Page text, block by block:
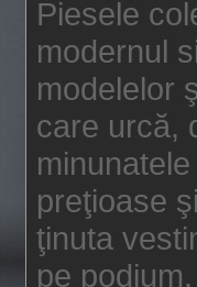
Piesele
modernul
modelelor
care urcă,
preţioase
ţinuta
pe